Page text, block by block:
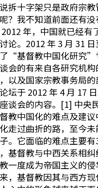
拆十字架只是政府宗
？我不知道前面还有没
年，中国就已经
论。2012 年 3 月 31 日
“基督教中国化研究”
会的有来自各研究机
以及国家宗教事务局
坛于 2012 年 4 月 17
谈会的内容。[1] 中央
教中国化的难点及建
走过曲折的路，至今
。它面临的难点主要有
基督教与中西关系相
一度成为帝国主义的
，基督教因其与西方